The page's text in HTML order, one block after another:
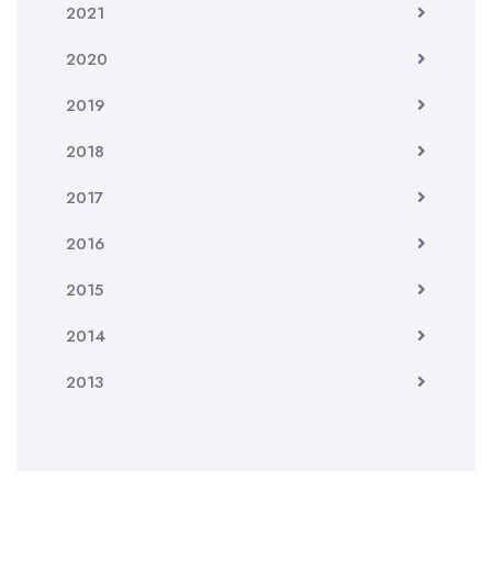
2021
2020
2019
2018
2017
2016
2015
2014
2013